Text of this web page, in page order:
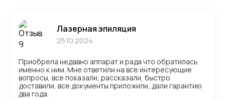
Лазерная эпиляция
25.10.2024
Приобрела недавно аппарат и рада что обратилась
именно к ним. Мне ответили на все интересующие
вопросы, все показали, рассказали, быстро
доставили, все документы приложили, дали гарантию
два года.